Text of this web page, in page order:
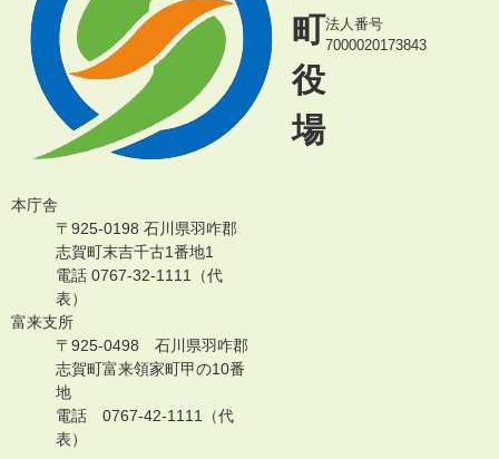
町
役
場
法人番号
7000020173843
本庁舎
〒925-0198 石川県羽咋郡
志賀町末吉千古1番地1
電話 0767-32-1111（代
表）
富来支所
〒925-0498 石川県羽咋郡
志賀町富来領家町甲の10番
地
電話 0767-42-1111（代
表）